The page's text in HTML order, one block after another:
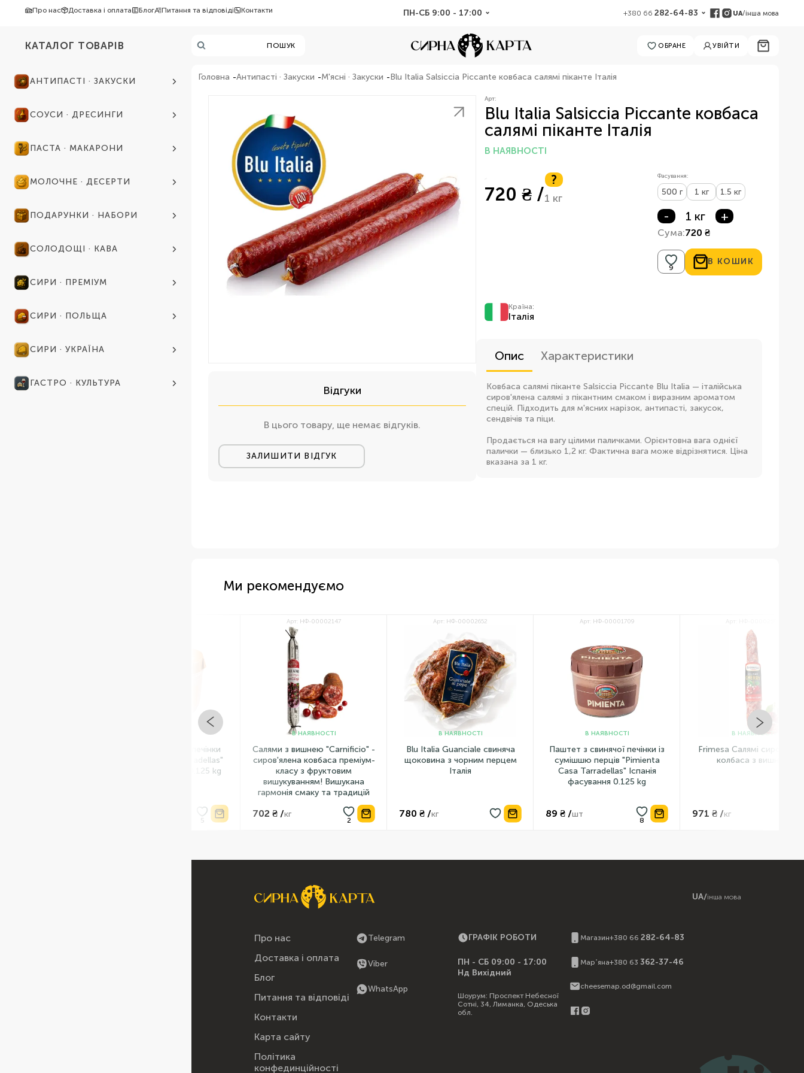
Про нас Доставка і оплата Блог Питання та відповіді Контакти ПН-СБ 9:00 - 17:00 +380 66282-64-83 UA/інша мова
КАТАЛОГ ТОВАРІВ ПОШУК ОБРАНЕ УВІЙТИ
АНТИПАСТІ · ЗАКУСКИ
СОУСИ · ДРЕСИНГИ
ПАСТА · МАКАРОНИ
МОЛОЧНЕ · ДЕСЕРТИ
ПОДАРУНКИ · НАБОРИ
СОЛОДОЩІ · КАВА
СИРИ · ПРЕМІУМ
СИРИ · ПОЛЬЩА
СИРИ · УКРАЇНА
ГАСТРО · КУЛЬТУРА
Головна Антипасті · Закуски М'ясні · Закуски Blu Italia Salsiccia Piccante ковбаса салямі піканте Італія
Відгуки
В цього товару, ще немає відгуків.
ЗАЛИШИТИ ВІДГУК
Арт:
Blu Italia Salsiccia Piccante ковбаса
салямі піканте Італія
?
В НАЯВНОСТІ
720 ₴ /1 кг
Фасування:
500 г 1 кг 1.5 кг
- 1 кг +
Сума:720 ₴
В КОШИК
Країна:
Італія
Опис Характеристики
Ковбаса салямі піканте Salsiccia Piccante Blu Italia — італійська
сиров'ялена салямі з пікантним смаком і виразним ароматом
спецій. Підходить для м'ясних нарізок, антипасті, закусок,
сендвічів та піци.
Продається на вагу цілими паличками. Орієнтовна вага однієї
палички — близько 1,2 кг. Фактична вага може відрізнятися. Ціна
вказана за 1 кг.
Ми рекомендуємо
Арт: НФ-00002147
В НАЯВНОСТІ
Салями з вишнею "Carnificio" -
сиров'ялена ковбаса преміум-
класу з фруктовим
вишукуванням! Вишукана
гармонія смаку та традицій
702 ₴ /
Арт: НФ-00002652
Blu Italia Guanciale свиняча
щоковина з чорним перцем
780 ₴ /
Арт: НФ-00001709
Паштет з свинячої печінки із
сумішшю перців "Pimienta
Casa Tarradellas" Іспанія
фасування 0.125 kg
89 ₴ /
Frimesa Салямі сиров’ялена
колбаса з вишнею
971 ₴ /
UA/інша мова
Про нас
Доставка і оплата
Блог
Питання та відповіді
Контакти
Карта сайту
Політика
конфединційності
Telegram
Viber
WhatsApp
ГРАФІК РОБОТИ
ПН - СБ 09:00 - 17:00
Нд Вихідний
Шоурум: Проспект Небесної
Сотні, 34, Лиманка, Одеська
обл.
Магазин+380 66 282-64-83
Марʼяна+380 63 362-37-46
cheesemap.od@gmail.com